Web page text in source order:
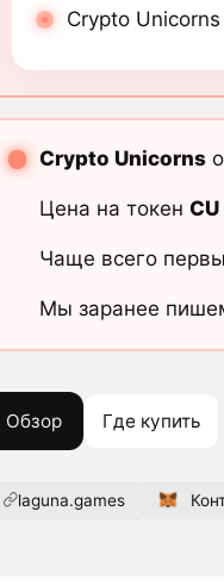
Crypto
Crypto Unicorns
Цена на токен CU
Чаще всего
Мы заранее
Обзор Где купить
laguna.games